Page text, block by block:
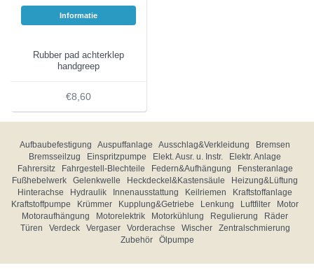
Informatie
Rubber pad achterklep
handgreep
€8,60
Aufbaubefestigung Auspuffanlage Ausschlag&Verkleidung
Bremsen
Bremsseilzug
Einspritzpumpe Elekt. Ausr. u. Instr.
Elektr. Anlage
Fahrersitz
Fahrgestell-Blechteile Federn&Aufhängung
Fensteranlage
Fußhebelwerk
Gelenkwelle Heckdeckel&Kastensäule
Heizung&Lüftung
Hinterachse
Hydraulik Innenausstattung Keilriemen
Kraftstoffanlage
Kraftstoffpumpe
Krümmer Kupplung&Getriebe Lenkung Luftfilter
Motor
Motoraufhängung
Motorelektrik Motorkühlung Regulierung
Räder
Türen
Verdeck Vergaser Vorderachse Wischer
Zentralschmierung
Zubehör
Ölpumpe